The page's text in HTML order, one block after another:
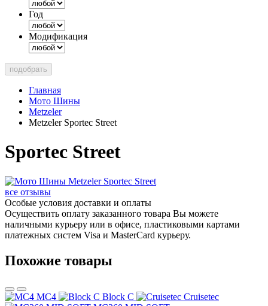
Год
Модификация
подобрать
Главная
Мото Шины
Metzeler
Metzeler Sportec Street
Sportec Street
все отзывы
Особые условия доставки и оплаты
Осуществить оплату заказанного товара Вы можете
наличными курьеру или в офисе, пластиковыми картами
платежных систем Visa и MasterCard курьеру.
Похожие товары
MC4 Block C
Cruisetec